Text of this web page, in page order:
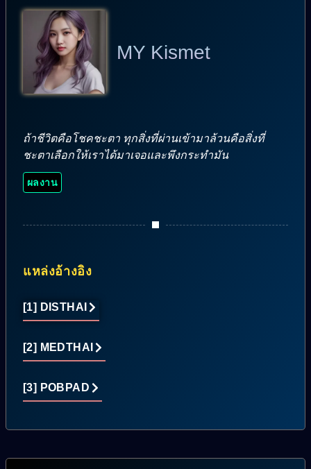
MY Kismet
ถ้าชีวิตคือโชคชะตา ทุกสิ่งที่ผ่านเข้ามาล้วนคือสิ่งที่
ชะตาเลือกให้เราได้มาเจอและพึงกระทำมัน
ผลงาน
แหล่งอ้างอิง
[1] DISTHAI
[2] MEDTHAI
[3] POBPAD